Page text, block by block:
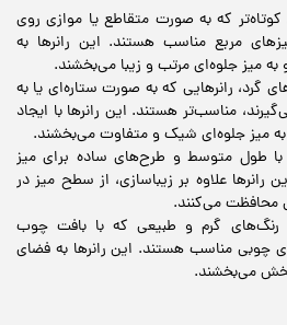
کوتاه‌تر که به صورت متقاطع یا موازی روی
مربع مناسب هستند. این رانرها به
میز جلوه‌ای مرتب و زیبا می‌بخشند.
گرد، رانرهایی که به صورت ستاره‌ای یا به
مناسب‌تر هستند. این رانرها با ایجاد
میز جلوه‌ای شیک و متفاوت می‌بخشند.
با طول متوسط و طرح‌های ساده برای میز
رانرها علاوه بر زیباسازی، از سطح میز در
محافظت می‌کنند.
رنگ‌های گرم و طبیعی که با بافت چوب
چوبی مناسب هستند. این رانرها به فضای
می‌بخشند.